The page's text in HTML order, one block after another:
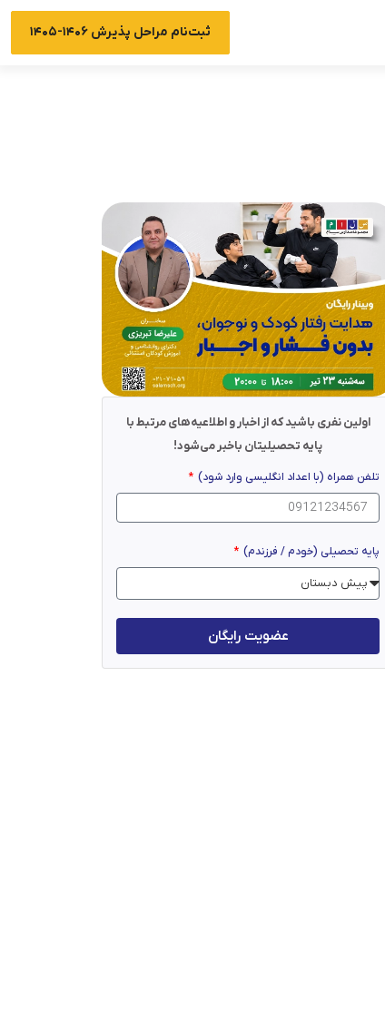
ثبت‌نام مراحل پذیرش ۱۴۰۶-۱۴۰۵
اولین نفری باشید که از اخبار و اطلاعیه‌های مرتبط با
پایه تحصیلیتان باخبر می‌شود!
تلفن همراه (با اعداد انگلیسی وارد شود)
پایه تحصیلی (خودم / فرزندم)
عضویت رایگان